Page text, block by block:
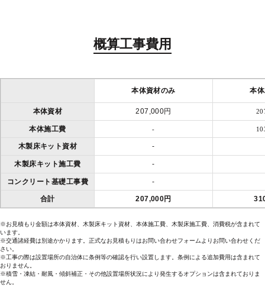
概算工事費用
本体資材のみ 本
本体資材 207,000円
本体施工費 -
木製床キット資材 -
木製床キット施工費 -
コンクリート基礎工事費 -
合計 207,000円
※お見積もり金額は本体資材、木製床キット資材、本体施工費、木製床施工費、消費税が含まれて
います。
※交通諸経費は別途かかります。正式なお見積もりはお問い合わせフォームよりお問い合わせくだ
さい。
※工事の際は設置場所の自治体に条例等の確認を行い設置します。条例による追加費用は含まれて
おりません。
※積雪・凍結・耐風・傾斜補正・その他設置場所状況により発生するオプションは含まれておりま
せん。